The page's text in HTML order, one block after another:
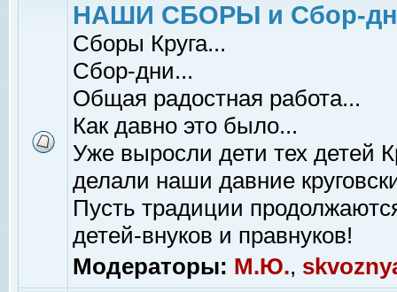
НАШИ СБОРЫ и Сбор-
Сборы Круга...
Сбор-дни...
Общая радостная работа...
Как давно это было...
Уже выросли дети тех детей
делали наши давние
Пусть традиции
детей-внуков и правнуков!
Модераторы: М.Ю.,